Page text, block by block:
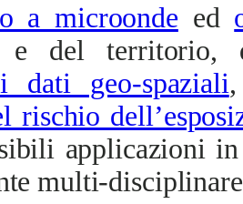
a microonde ed
e del
dati geo-spaziali
rischio
applicazioni
multi-